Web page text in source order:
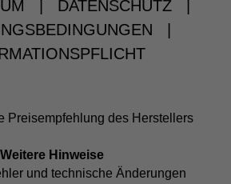
DATENSCHUTZ
Preisempfehlung des Herstellers
Weitere Hinweise
und technische Änderungen